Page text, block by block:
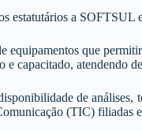
estatutários a
equipamentos que
e capacitado, atendendo
de análises,
(TIC) filiadas